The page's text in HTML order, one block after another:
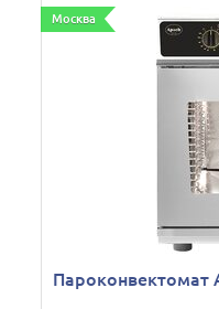
Москва
Пароконвектомат